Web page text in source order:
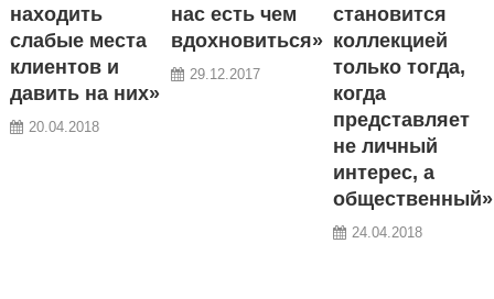
находить
слабые места
клиентов и
давить на них»
20.04.2018
нас есть чем
вдохновиться»
29.12.2017
становится
коллекцией
только тогда,
когда
представляет
не личный
интерес, а
общественный»
24.04.2018